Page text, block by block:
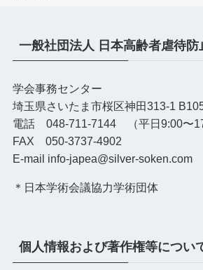
一般社団法人 日本高齢者虐待防
学会事務センター
埼玉県さいたま市桜区神田313-1
電話 048-711-7144 （平日9:00〜
FAX 050-3737-4902
E-mail info-japea@silver-soken.com
＊日本学術会議協力学術団体
個人情報および著作権等につい